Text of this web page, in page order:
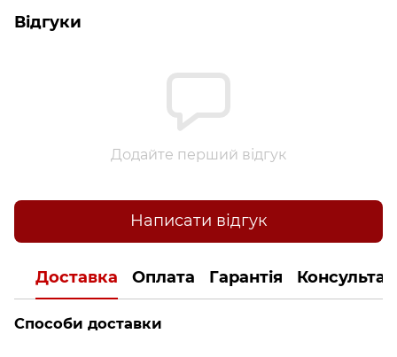
Відгуки
Додайте перший відгук
Написати відгук
Доставка Оплата Гарантія
Способи доставки